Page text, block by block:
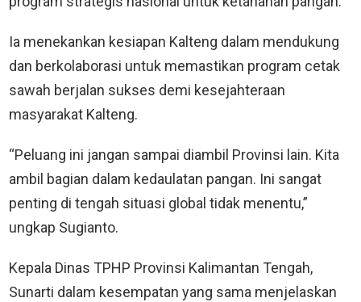
Ia menekankan kesiapan Kalteng dalam mendukung
dan berkolaborasi untuk memastikan program cetak
sawah berjalan sukses demi kesejahteraan
masyarakat Kalteng.
“Peluang ini jangan sampai diambil Provinsi lain. Kita
ambil bagian dalam kedaulatan pangan. Ini sangat
penting di tengah situasi global tidak menentu,”
ungkap Sugianto.
Kepala Dinas TPHP Provinsi Kalimantan Tengah,
Sunarti dalam kesempatan yang sama menjelaskan